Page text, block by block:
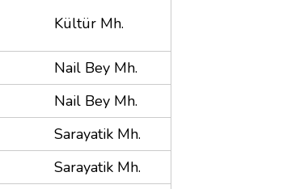
Kültür Mh.
Nail Bey Mh.
Nail Bey Mh.
Sarayatik Mh.
Sarayatik Mh.